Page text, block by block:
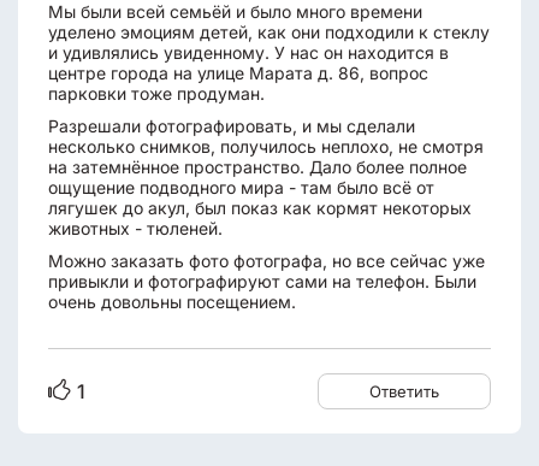
Мы были всей семьёй и было много времени
уделено эмоциям детей, как они подходили к стеклу
и удивлялись увиденному. У нас он находится в
центре города на улице Марата д. 86, вопрос
парковки тоже продуман.
Разрешали фотографировать, и мы сделали
несколько снимков, получилось неплохо, не смотря
на затемнённое пространство. Дало более полное
ощущение подводного мира - там было всё от
лягушек до акул, был показ как кормят некоторых
животных - тюленей.
Можно заказать фото фотографа, но все сейчас уже
привыкли и фотографируют сами на телефон. Были
очень довольны посещением.
1 Ответить